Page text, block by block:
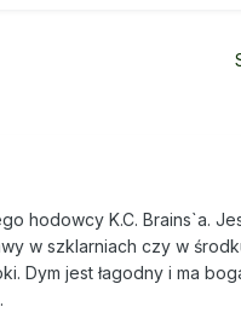
hodowcy K.C. Brains`a.
w szklarniach czy w
Dym jest łagodny i ma